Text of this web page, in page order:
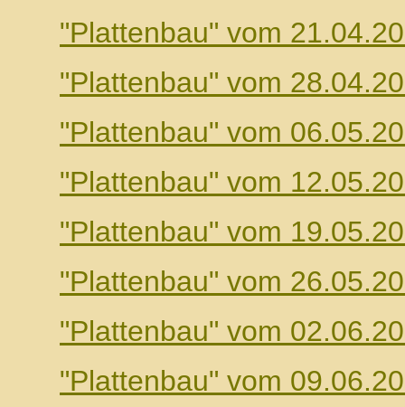
"Plattenbau" vom
"Plattenbau" vom
"Plattenbau" vom
"Plattenbau" vom
"Plattenbau" vom
"Plattenbau" vom
"Plattenbau" vom
"Plattenbau" vom